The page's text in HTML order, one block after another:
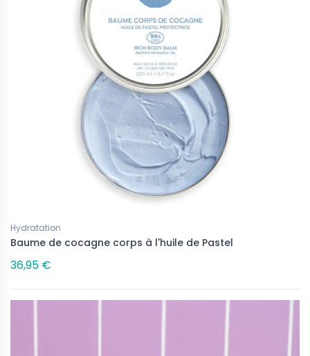
Hydratation
Baume de cocagne corps à l'huile de Pastel
36,95 €